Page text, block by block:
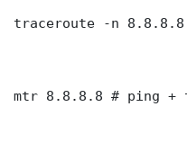
traceroute -n
mtr 8.8.8.8 # ping +